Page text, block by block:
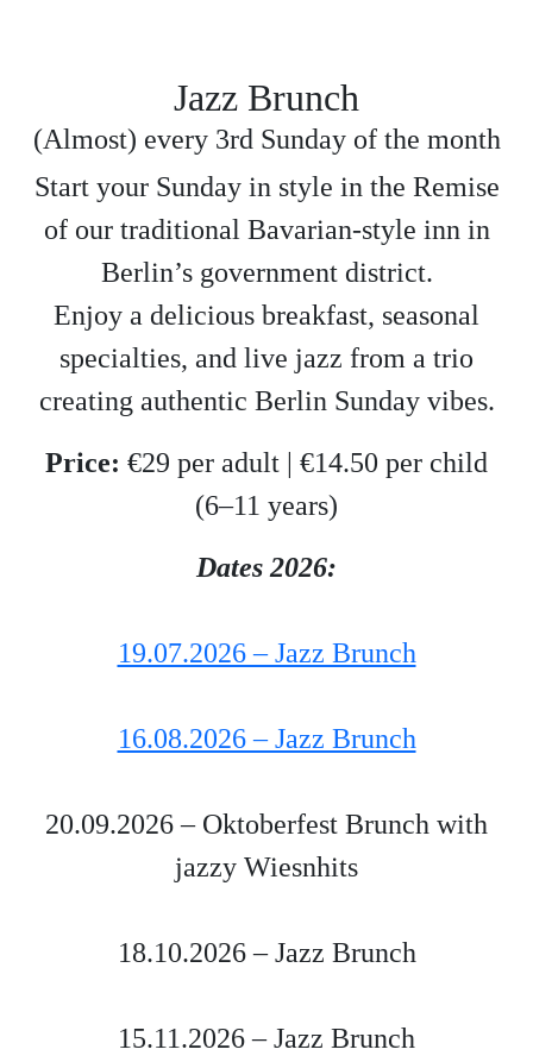
Jazz Brunch
(Almost) every 3rd Sunday of the month
Start your Sunday in style in the Remise
of our traditional Bavarian-style inn in
Berlin’s government district.
Enjoy a delicious breakfast, seasonal
specialties, and live jazz from a trio
creating authentic Berlin Sunday vibes.
Price: €29 per adult | €14.50 per child
(6–11 years)
Dates 2026:
19.07.2026 – Jazz Brunch
16.08.2026 – Jazz Brunch
20.09.2026 – Oktoberfest Brunch with
jazzy Wiesnhits
18.10.2026 – Jazz Brunch
15.11.2026 – Jazz Brunch